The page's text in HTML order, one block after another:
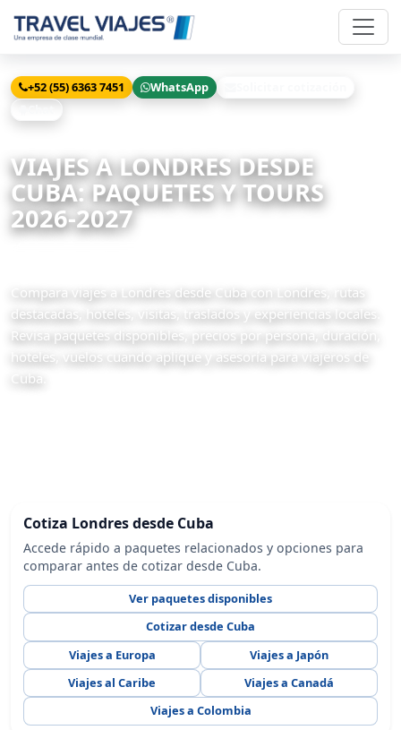
+52 (55) 6363 7451 WhatsApp
VIAJES A LONDRES DESDE
CUBA: PAQUETES Y TOURS
2026-2027
Compara viajes a Londres desde Cuba con Londres, rutas
destacadas, hoteles, visitas, traslados y experiencias locales.
Revisa paquetes disponibles, precios por persona, duración,
hoteles, vuelos cuando aplique y asesoría para viajeros de
Cuba.
Cotiza Londres desde Cuba
Accede rápido a paquetes relacionados y opciones para
comparar antes de cotizar desde Cuba.
Ver paquetes disponibles
Cotizar desde Cuba
Viajes a Europa
Viajes a Japón
Viajes al Caribe
Viajes a Canadá
Viajes a Colombia